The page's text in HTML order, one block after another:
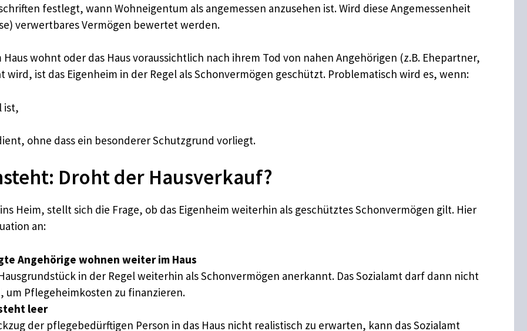
festlegt, wann Wohneigentum als angemessen anzusehen ist. Wird diese Angemessenheit
verwertbares Vermögen bewertet werden.
wohnt oder das Haus voraussichtlich nach ihrem Tod von nahen Angehörigen (z.B. Ehepartner,
ist das Eigenheim in der Regel als Schonvermögen geschützt. Problematisch wird es, wenn:
ist,
ohne dass ein besonderer Schutzgrund vorliegt.
Droht der Hausverkauf?
Heim, stellt sich die Frage, ob das Eigenheim weiterhin als geschütztes Schonvermögen gilt. Hier
an:
Angehörige wohnen weiter im Haus
in der Regel weiterhin als Schonvermögen anerkannt. Das Sozialamt darf dann nicht
um Pflegeheimkosten zu finanzieren.
leer
der pflegebedürftigen Person in das Haus nicht realistisch zu erwarten, kann das Sozialamt